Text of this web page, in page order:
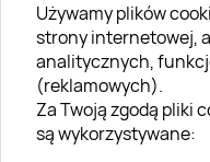
Używamy plików
strony internetowej,
analitycznych,
(reklamowych).
Za Twoją zgodą pliki
są wykorzystywane:
O SUPERPREZENTY
O nas
Aktualności
Kariera w Super Prezentach